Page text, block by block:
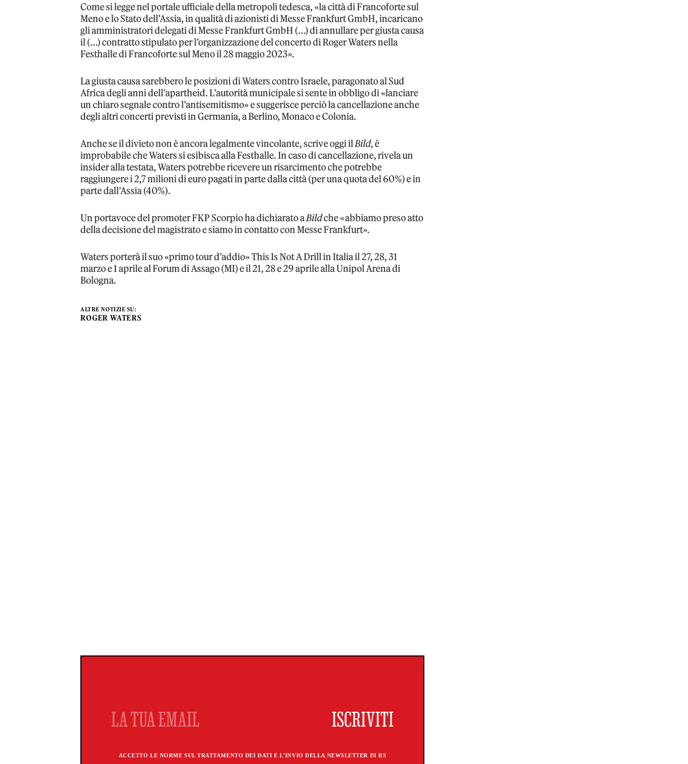
Come si legge nel portale ufficiale della metropoli tedesca, «la città di Francoforte sul
Meno e lo Stato dell’Assia, in qualità di azionisti di Messe Frankfurt GmbH, incaricano
gli amministratori delegati di Messe Frankfurt GmbH (…) di annullare per giusta causa
il (…) contratto stipulato per l’organizzazione del concerto di Roger Waters nella
Festhalle di Francoforte sul Meno il 28 maggio 2023».
La giusta causa sarebbero le posizioni di Waters contro Israele, paragonato al Sud
Africa degli anni dell’apartheid. L’autorità municipale si sente in obbligo di «lanciare
un chiaro segnale contro l’antisemitismo» e suggerisce perciò la cancellazione anche
degli altri concerti previsti in Germania, a Berlino, Monaco e Colonia.
Anche se il divieto non è ancora legalmente vincolante, scrive oggi ilBild, è
improbabile che Waters si esibisca alla Festhalle. In caso di cancellazione, rivela un
insider alla testata, Waters potrebbe ricevere un risarcimento che potrebbe
raggiungere i 2,7 milioni di euro pagati in parte dalla città (per una quota del 60%) e in
parte dall’Assia (40%).
Un portavoce del promoter FKP Scorpio ha dichiarato aBildche «abbiamo preso atto
della decisione del magistrato e siamo in contatto con Messe Frankfurt».
Waters porterà il suo «primo tour d’addio» This Is Not A Drill in Italia il 27, 28, 31
marzo e 1 aprile al Forum di Assago (MI) e il 21, 28 e 29 aprile alla Unipol Arena di
Bologna.
ALTRE NOTIZIE SU:
ROGER WATERS
ACCETTO LE NORME SUL TRATTAMENTO DEI DATI E L'INVIO DELLA NEWSLETTER DI RS